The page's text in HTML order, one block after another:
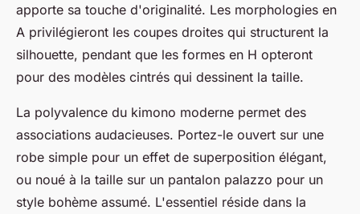
apporte sa touche d'originalité. Les morphologies en
A privilégieront les coupes droites qui structurent la
silhouette, pendant que les formes en H opteront
pour des modèles cintrés qui dessinent la taille.
La polyvalence du kimono moderne permet des
associations audacieuses. Portez-le ouvert sur une
robe simple pour un effet de superposition élégant,
ou noué à la taille sur un pantalon palazzo pour un
style bohème assumé. L'essentiel réside dans la